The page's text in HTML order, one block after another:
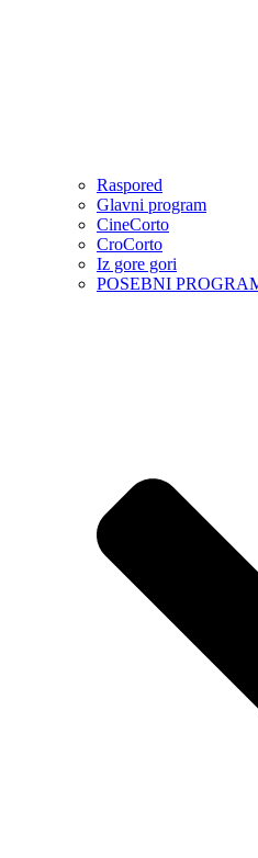
Raspored
Glavni program
CineCorto
CroCorto
Iz gore gori
POSEBNI